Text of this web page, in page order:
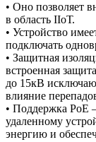
• Оно позволяет
в область IIоТ.
• Устройство
подключать
• Защитная
встроенная
до 15кВ
влияние
• Поддержка РоЕ
удаленному
энергию и